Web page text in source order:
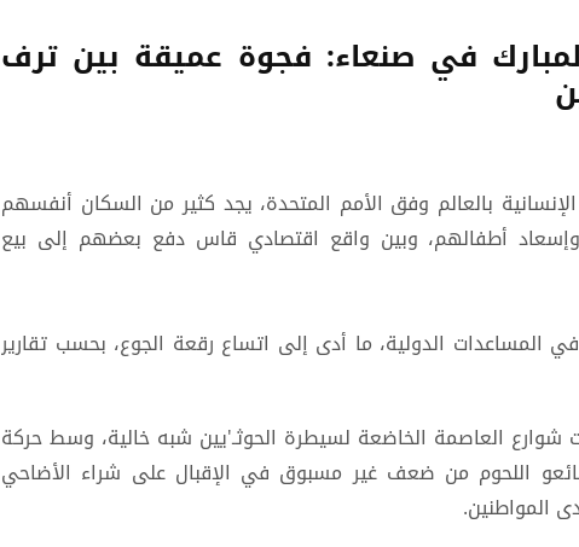
في صنعاء: فجوة عميقة بين ترف
بالعالم وفق الأمم المتحدة، يجد كثير من السكان أنفسهم
أطفالهم، وبين واقع اقتصادي قاس دفع بعضهم إلى بيع
المساعدات الدولية، ما أدى إلى اتساع رقعة الجوع، بحسب تقارير
شوارع العاصمة الخاضعة لسيطرة الحوثـ'يين شبه خالية، وسط حركة
اللحوم من ضعف غير مسبوق في الإقبال على شراء الأضاحي
المواطنين.